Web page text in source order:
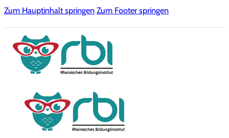
Zum Hauptinhalt springen Zum Footer springen